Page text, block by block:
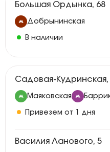
Большая Ордынка, 68
Добрынинская
В наличии
Садовая-Кудринская,
Маяковская
Привезем от 1 дня
Василия Ланового, 5